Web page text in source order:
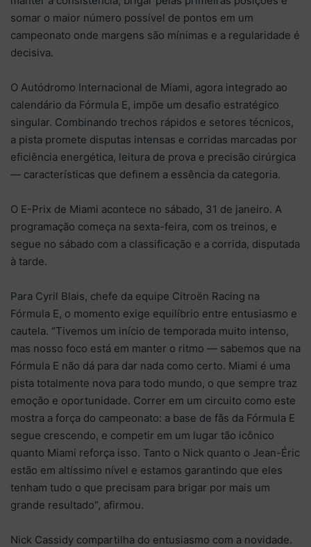
somar o maior número possível de pontos em um
campeonato onde margens são mínimas e a regularidade é
decisiva.
O Autódromo Internacional de Miami, agora integrado ao
calendário da Fórmula E, impõe um desafio estratégico
singular. Combinando trechos rápidos e setores técnicos,
a pista promete disputas intensas e corridas marcadas por
eficiência energética, leitura de prova e precisão cirúrgica
— características que definem a essência da categoria.
O E-Prix de Miami acontece no sábado, 31 de janeiro. A
programação começa na sexta-feira, com os treinos, e
segue no sábado com a classificação e a corrida, disputada
à tarde.
Para Cyril Blais, chefe da equipe Citroën Racing na
Fórmula E, o momento exige equilíbrio entre entusiasmo e
cautela. “Tivemos um início de temporada muito intenso,
mas nosso foco está em manter o ritmo — sabemos que na
Fórmula E não dá para dar nada como certo. Miami é uma
pista totalmente nova para todo mundo, o que sempre traz
emoção e oportunidade. Correr em um circuito como este
mostra a força do campeonato: a base de fãs da Fórmula E
segue crescendo, e competir em um lugar tão icônico
quanto Miami reforça isso. Tanto o Nick quanto o Jean-Éric
estão em altíssimo nível e estamos garantindo que eles
tenham tudo o que precisam para brigar por mais um
grande resultado”, afirmou.
Nick Cassidy compartilha do entusiasmo com a novidade.